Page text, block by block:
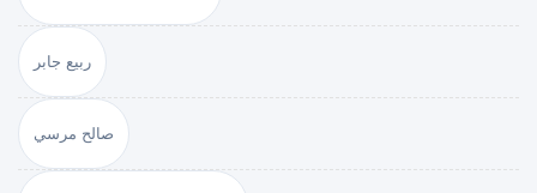
ربيع جابر
صالح مرسي